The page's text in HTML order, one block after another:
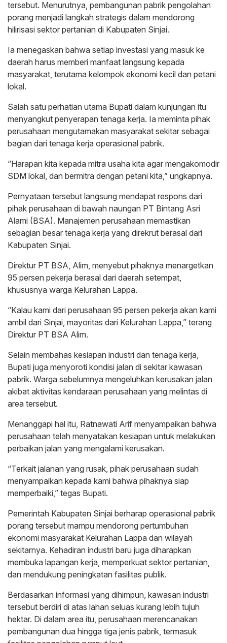
tersebut. Menurutnya, pembangunan pabrik pengolahan
porang menjadi langkah strategis dalam mendorong
hilirisasi sektor pertanian di Kabupaten Sinjai.
Ia menegaskan bahwa setiap investasi yang masuk ke
daerah harus memberi manfaat langsung kepada
masyarakat, terutama kelompok ekonomi kecil dan petani
lokal.
Salah satu perhatian utama Bupati dalam kunjungan itu
menyangkut penyerapan tenaga kerja. Ia meminta pihak
perusahaan mengutamakan masyarakat sekitar sebagai
bagian dari tenaga kerja operasional pabrik.
“Harapan kita kepada mitra usaha kita agar mengakomodir
SDM lokal, dan bermitra dengan petani kita,” ungkapnya.
Pernyataan tersebut langsung mendapat respons dari
pihak perusahaan di bawah naungan PT Bintang Asri
Alami (BSA). Manajemen perusahaan memastikan
sebagian besar tenaga kerja yang direkrut berasal dari
Kabupaten Sinjai.
Direktur PT BSA, Alim, menyebut pihaknya menargetkan
95 persen pekerja berasal dari daerah setempat,
khususnya warga Kelurahan Lappa.
“Kalau kami dari perusahaan 95 persen pekerja akan kami
ambil dari Sinjai, mayoritas dari Kelurahan Lappa,” terang
Direktur PT BSA Alim.
Selain membahas kesiapan industri dan tenaga kerja,
Bupati juga menyoroti kondisi jalan di sekitar kawasan
pabrik. Warga sebelumnya mengeluhkan kerusakan jalan
akibat aktivitas kendaraan perusahaan yang melintas di
area tersebut.
Menanggapi hal itu, Ratnawati Arif menyampaikan bahwa
perusahaan telah menyatakan kesiapan untuk melakukan
perbaikan jalan yang mengalami kerusakan.
“Terkait jalanan yang rusak, pihak perusahaan sudah
menyampaikan kepada kami bahwa pihaknya siap
memperbaiki,” tegas Bupati.
Pemerintah Kabupaten Sinjai berharap operasional pabrik
porang tersebut mampu mendorong pertumbuhan
ekonomi masyarakat Kelurahan Lappa dan wilayah
sekitarnya. Kehadiran industri baru juga diharapkan
membuka lapangan kerja, memperkuat sektor pertanian,
dan mendukung peningkatan fasilitas publik.
Berdasarkan informasi yang dihimpun, kawasan industri
tersebut berdiri di atas lahan seluas kurang lebih tujuh
hektar. Di dalam area itu, perusahaan merencanakan
pembangunan dua hingga tiga jenis pabrik, termasuk